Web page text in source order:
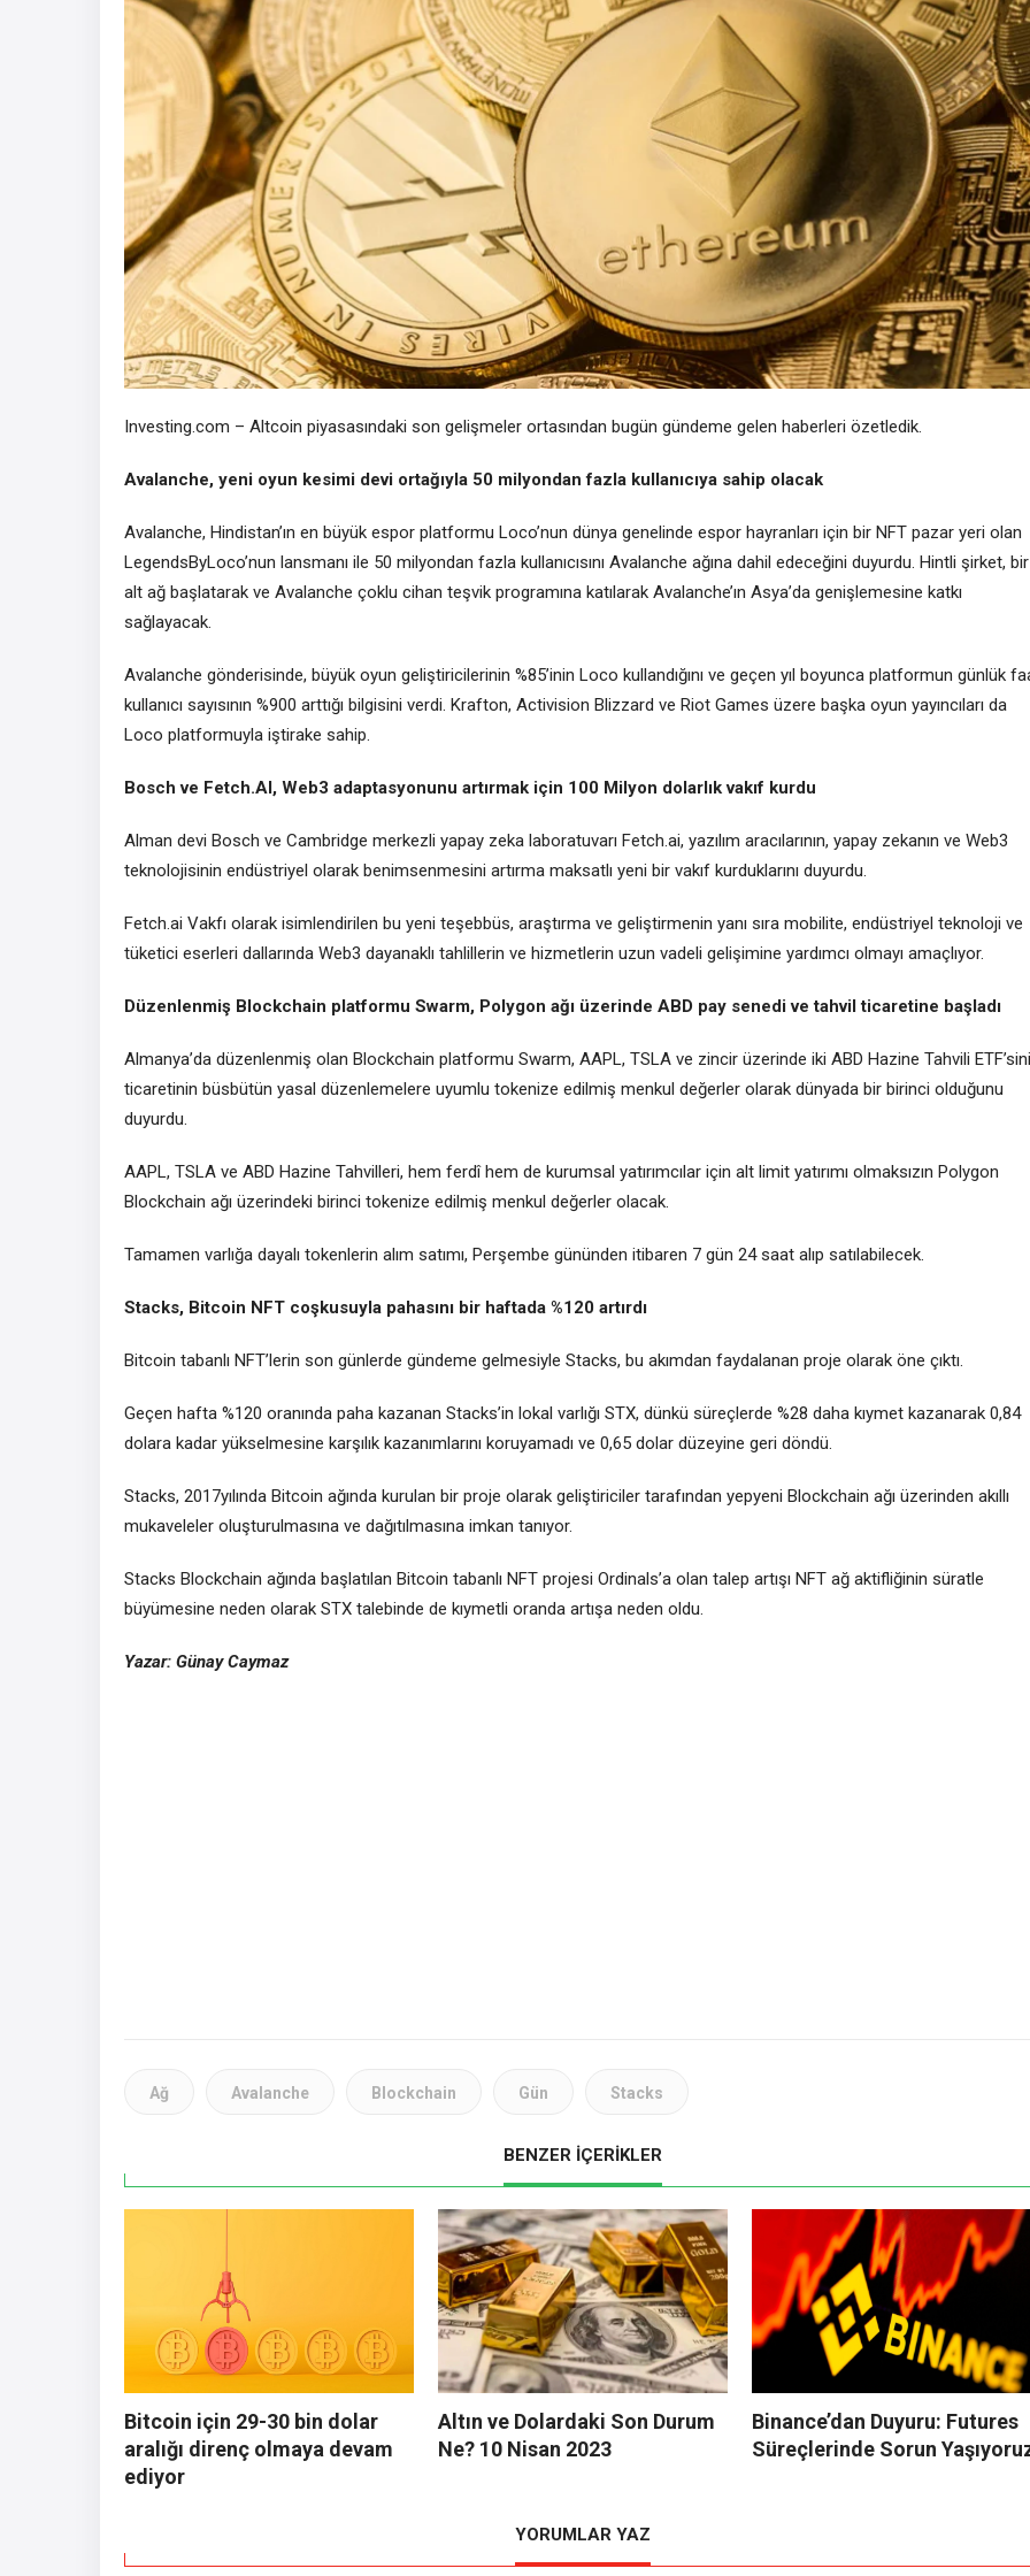
Investing.com – Altcoin piyasasındaki son gelişmeler ortasından bugün gündeme gelen haberleri özetledik.
Avalanche, yeni oyun kesimi devi ortağıyla 50 milyondan fazla kullanıcıya sahip olacak
Avalanche, Hindistan’ın en büyük espor platformu Loco’nun dünya genelinde espor hayranları için bir NFT pazar yeri olan
LegendsByLoco’nun lansmanı ile 50 milyondan fazla kullanıcısını Avalanche ağına dahil edeceğini duyurdu. Hintli şirket, bir
alt ağ başlatarak ve Avalanche çoklu cihan teşvik programına katılarak Avalanche’ın Asya’da genişlemesine katkı
sağlayacak.
Avalanche gönderisinde, büyük oyun geliştiricilerinin %85’inin Loco kullandığını ve geçen yıl boyunca platformun günlük
kullanıcı sayısının %900 arttığı bilgisini verdi. Krafton, Activision Blizzard ve Riot Games üzere başka oyun yayıncıları da
Loco platformuyla iştirake sahip.
Bosch ve Fetch.AI, Web3 adaptasyonunu artırmak için 100 Milyon dolarlık vakıf kurdu
Alman devi Bosch ve Cambridge merkezli yapay zeka laboratuvarı Fetch.ai, yazılım aracılarının, yapay zekanın ve Web3
teknolojisinin endüstriyel olarak benimsenmesini artırma maksatlı yeni bir vakıf kurduklarını duyurdu.
Fetch.ai Vakfı olarak isimlendirilen bu yeni teşebbüs, araştırma ve geliştirmenin yanı sıra mobilite, endüstriyel teknoloji ve
tüketici eserleri dallarında Web3 dayanaklı tahlillerin ve hizmetlerin uzun vadeli gelişimine yardımcı olmayı amaçlıyor.
Düzenlenmiş Blockchain platformu Swarm, Polygon ağı üzerinde ABD pay senedi ve tahvil ticaretine başladı
Almanya’da düzenlenmiş olan Blockchain platformu Swarm, AAPL, TSLA ve zincir üzerinde iki ABD Hazine Tahvili
ticaretinin büsbütün yasal düzenlemelere uyumlu tokenize edilmiş menkul değerler olarak dünyada bir birinci olduğunu
duyurdu.
AAPL, TSLA ve ABD Hazine Tahvilleri, hem ferdî hem de kurumsal yatırımcılar için alt limit yatırımı olmaksızın Polygon
Blockchain ağı üzerindeki birinci tokenize edilmiş menkul değerler olacak.
Tamamen varlığa dayalı tokenlerin alım satımı, Perşembe gününden itibaren 7 gün 24 saat alıp satılabilecek.
Stacks, Bitcoin NFT coşkusuyla pahasını bir haftada %120 artırdı
Bitcoin tabanlı NFT’lerin son günlerde gündeme gelmesiyle Stacks, bu akımdan faydalanan proje olarak öne çıktı.
Geçen hafta %120 oranında paha kazanan Stacks’in lokal varlığı STX, dünkü süreçlerde %28 daha kıymet kazanarak 0,84
dolara kadar yükselmesine karşılık kazanımlarını koruyamadı ve 0,65 dolar düzeyine geri döndü.
Stacks, 2017yılında Bitcoin ağında kurulan bir proje olarak geliştiriciler tarafından yepyeni Blockchain ağı üzerinden akıllı
mukaveleler oluşturulmasına ve dağıtılmasına imkan tanıyor.
Stacks Blockchain ağında başlatılan Bitcoin tabanlı NFT projesi Ordinals’a olan talep artışı NFT ağ aktifliğinin süratle
büyümesine neden olarak STX talebinde de kıymetli oranda artışa neden oldu.
Yazar: Günay Caymaz
Ağ Avalanche Blockchain Gün Stacks
BENZER İÇERİKLER
Bitcoin için 29-30 bin dolar
aralığı direnç olmaya devam
ediyor
Altın ve Dolardaki Son Durum
Ne? 10 Nisan 2023
Binance’dan Duyuru: Futures
Süreçlerinde Sorun
YORUMLAR YAZ